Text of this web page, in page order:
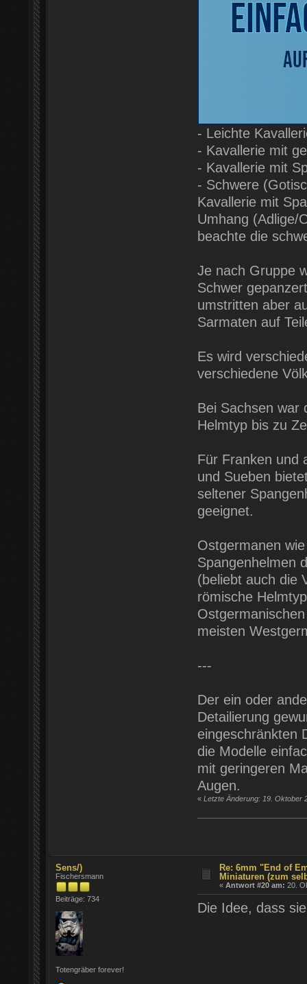
- Leichte
- Kavallerie mit
- Kavallerie mit
- Schwere
Kavallerie mit
Umhang (Adlige/
beachte die
Je nach Gruppe
Schwer
umstritten aber
Sarmaten auf
Es wird
verschiedene
Bei Sachsen war
Helmtyp bis zu
Für Franken und
und Sueben
seltener
geeignet.
Ostgermanen
Spangenhelmen
(beliebt auch die
römische
meisten
---
Der ein oder
Detailierung
eingeschränkten
die Modelle
mit geringeren
Augen.
« Letzte Änderung: 19. Oktober
Sens/)
Fischersmann
Beiträge: 734
Totengräber forever!
Re: 6mm "End of
Miniaturen (zum
«Antwort #20 am: 20.
Die Idee, dass